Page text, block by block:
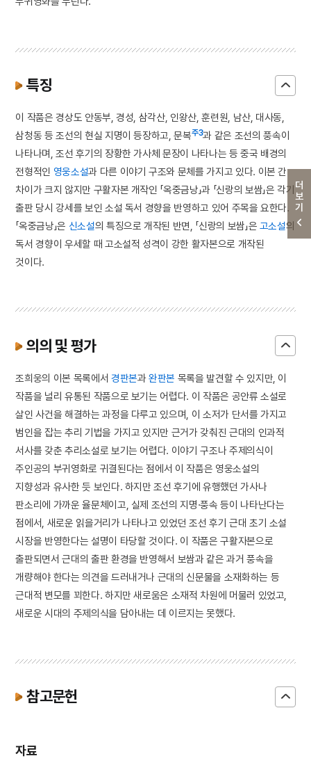
더보기
특징
이 작품은 경상도 안동부, 경성, 삼각산, 인왕산, 훈련원, 남산, 대사동,
삼청동 등 조선의 현실 지명이 등장하고, 문복주3과 같은 조선의 풍속이
나타나며, 조선 후기의 장황한 가사체 문장이 나타나는 등 중국 배경의
전형적인 영웅소설과 다른 이야기 구조와 문체를 가지고 있다. 이본 간
차이가 크지 않지만 구활자본 개작인 「옥중금낭」과 「신랑의 보쌈」은 각기
출판 당시 강세를 보인 소설 독서 경향을 반영하고 있어 주목을 요한다.
「옥중금낭」은 신소설의 특징으로 개작된 반면, 「신랑의 보쌈」은 고소설의
독서 경향이 우세할 때 고소설적 성격이 강한 활자본으로 개작된
것이다.
의의 및 평가
조희웅의 이본 목록에서 경판본과완판본 목록을 발견할 수 있지만, 이
작품을 널리 유통된 작품으로 보기는 어렵다. 이 작품은 공안류 소설로
살인 사건을 해결하는 과정을 다루고 있으며, 이 소저가 단서를 가지고
범인을 잡는 추리 기법을 가지고 있지만 근거가 갖춰진 근대의 인과적
서사를 갖춘 추리소설로 보기는 어렵다. 이야기 구조나 주제의식이
주인공의 부귀영화로 귀결된다는 점에서 이 작품은 영웅소설의
지향성과 유사한 듯 보인다. 하지만 조선 후기에 유행했던 가사나
판소리에 가까운 율문체이고, 실제 조선의 지명·풍속 등이 나타난다는
점에서, 새로운 읽을거리가 나타나고 있었던 조선 후기 근대 초기 소설
시장을 반영한다는 설명이 타당할 것이다. 이 작품은 구활자본으로
출판되면서 근대의 출판 환경을 반영해서 보쌈과 같은 과거 풍속을
개량해야 한다는 의견을 드러내거나 근대의 신문물을 소재화하는 등
근대적 변모를 꾀한다. 하지만 새로움은 소재적 차원에 머물러 있었고,
새로운 시대의 주제의식을 담아내는 데 이르지는 못했다.
참고문헌
자료